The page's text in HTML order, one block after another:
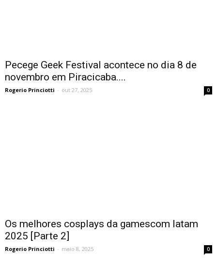
Pecege Geek Festival acontece no dia 8 de
novembro em Piracicaba....
Rogerio Princiotti - out 27, 2025 0
Os melhores cosplays da gamescom latam
2025 [Parte 2]
Rogerio Princiotti - maio 8, 2025 0